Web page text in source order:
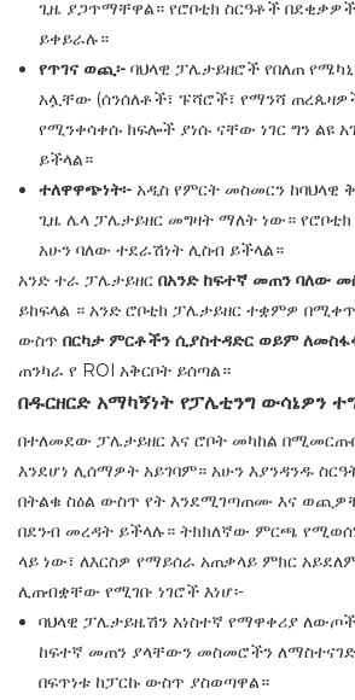
ጊዜ ያጋጥማቸዋል። የሮቦቲክ ስርዓቶች
ይቀይራሉ።
የጥገና ወጪ፡- ባህላዊ ፓሌታይዘሮች የበለጠ
አሏቸው (ሰንሰለቶች፣ ፑሻሮች፣ የማንሻ
የሚንቀሳቀሱ ክፍሎች ያነሱ ናቸው ነገር ግን ልዩ
ይችላል።
ተለዋዋጭነት፡- አዲስ የምርት መስመርን ከባህላዊ
ጊዜ ሌላ ፓሌታይዘር መግዛት ማለት ነው።
አሁን ባለው ተደራሽነት ሊስብ ይችላል።
አንድ ተራ ፓሌታይዘር በአንድ ከፍተኛ መጠን ባለው
ይከፍላል ። አንድ ሮቦቲክ ፓሌታይዘር ተቋምዎ
ውስጥ በርካታ ምርቶችን ሲያስተዳድር ወይም
ጠንካራ የ ROI አቅርቦት ይሰጣል።
በዱርዘርድ አማካኝነት የፓሌቲንግ ውሳኔዎን
በተለመደው ፓሌታይዘር እና ሮቦት መካከል
እንደሆነ ሊሰማዎት አይገባም። አሁን እያንዳንዱ
በትልቁ ስዕል ውስጥ የት እንደሚገጣጠሙ እና
በደንብ መረዳት ይችላሉ። ትክክለኛው ምርጫ
ላይ ነው፣ ለእርስዎ የማይሰራ አጠቃላይ ምክር
ሊጠብቋቸው የሚገቡ ነገሮች እነሆ፡-
ባህላዊ ፓሌታይዜሽን አነስተኛ የማዋቀሪያ
ከፍተኛ መጠን ያላቸውን መስመሮችን
በፍጥነቱ ከፓርኩ ውስጥ ያስወጣዋል።